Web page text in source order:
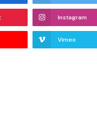
Instagram
Vimeo